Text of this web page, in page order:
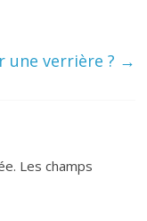
une verrière ? →
Les champs